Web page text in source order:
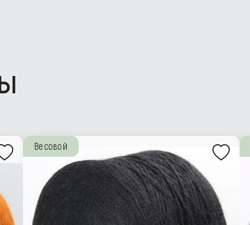
Весовой